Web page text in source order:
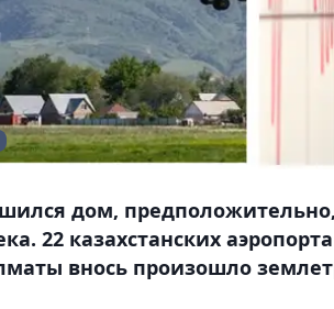
дом,
22 казахстанских
внось произошло